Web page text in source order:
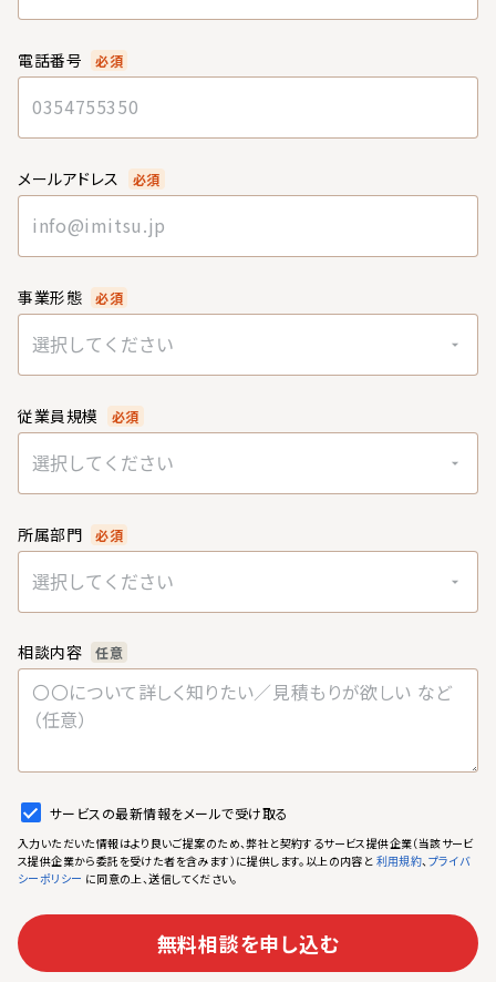
電話番号 必須
メールアドレス 必須
事業形態 必須
選択してください
従業員規模 必須
選択してください
所属部門 必須
選択してください
相談内容 任意
サービスの最新情報をメールで受け取る
入力いただいた情報はより良いご提案のため、弊社と契約するサービス提供企業（当該サービ
ス提供企業から委託を受けた者を含みます）に提供します。以上の内容と 利用規約、プライバ
シーポリシー に同意の上、送信してください。
無料相談を申し込む